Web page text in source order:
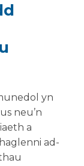
yn
neu’n
a
ad-